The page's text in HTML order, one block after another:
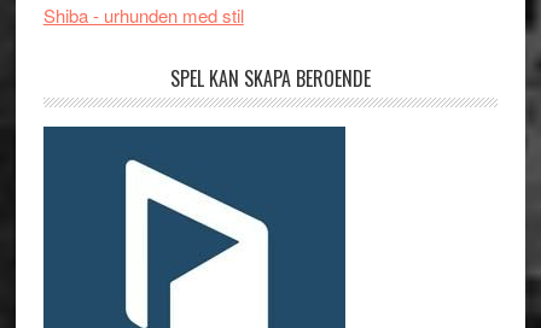
Shiba - urhunden med stil
SPEL KAN SKAPA BEROENDE